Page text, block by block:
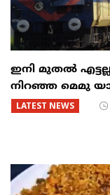
ഇനി മുതൽ
നിറഞ്ഞ മെമു
LATEST NEWS